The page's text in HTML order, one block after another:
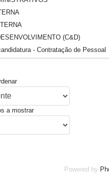
(C&D)
- Contratação de Pessoal
a mostrar
Powered by